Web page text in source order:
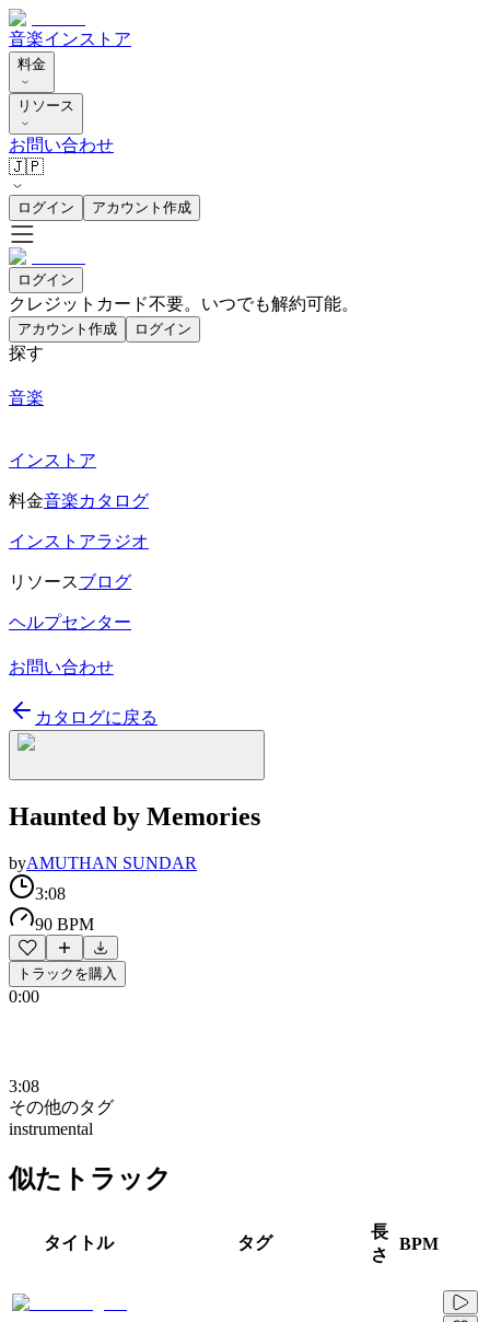
音楽インストア
料金
リソース
お問い合わせ
🇯🇵
ログイン アカウント作成
ログイン
クレジットカード不要。いつでも解約可能。
アカウント作成 ログイン
探す
音楽
インストア
料金音楽カタログ
インストアラジオ
リソースブログ
ヘルプセンター
お問い合わせ
カタログに戻る
Haunted by Memories
byAMUTHAN SUNDAR
3:08
90 BPM
トラックを購入
0:00
3:08
その他のタグ
instrumental
似たトラック
タイトル タグ
長
さ
BPM